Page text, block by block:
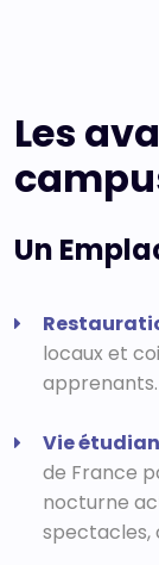
Les
Un
locaux et
apprenants.
Vie
de France
nocturne
spectacles,